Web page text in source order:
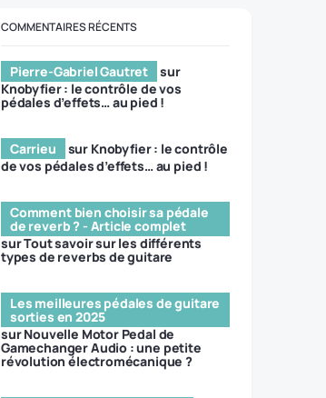
COMMENTAIRES RÉCENTS
Pierre-Gabriel Gautret
sur
Knobyfier : le contrôle de vos
pédales d’effets… au pied !
Carrieu sur Knobyfier : le contrôle
de vos pédales d’effets… au pied !
Comment bien choisir sa pédale
de reverb ? - Article complet
surTout savoir sur les différents
types de reverbs de guitare
Les meilleures pédales de guitare
sorties en 2025
surNouvelle Motor Pedal de
Gamechanger Audio : une petite
révolution électromécanique ?